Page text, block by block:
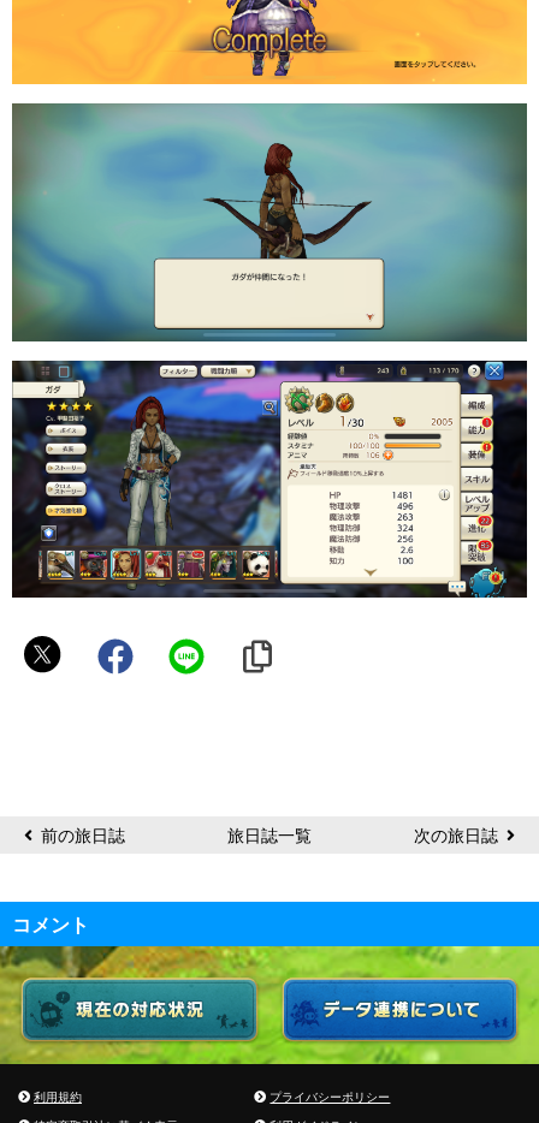
カ
前の旅日誌 旅日誌一覧 次の旅日誌
コメント
利用規約
プライバシーポリシー